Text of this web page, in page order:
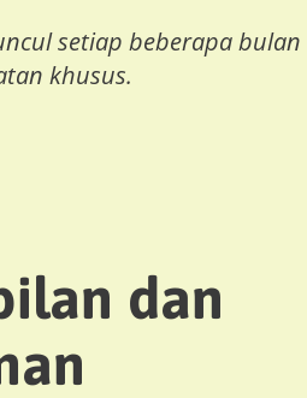
setiap beberapa bulan
khusus.
dan